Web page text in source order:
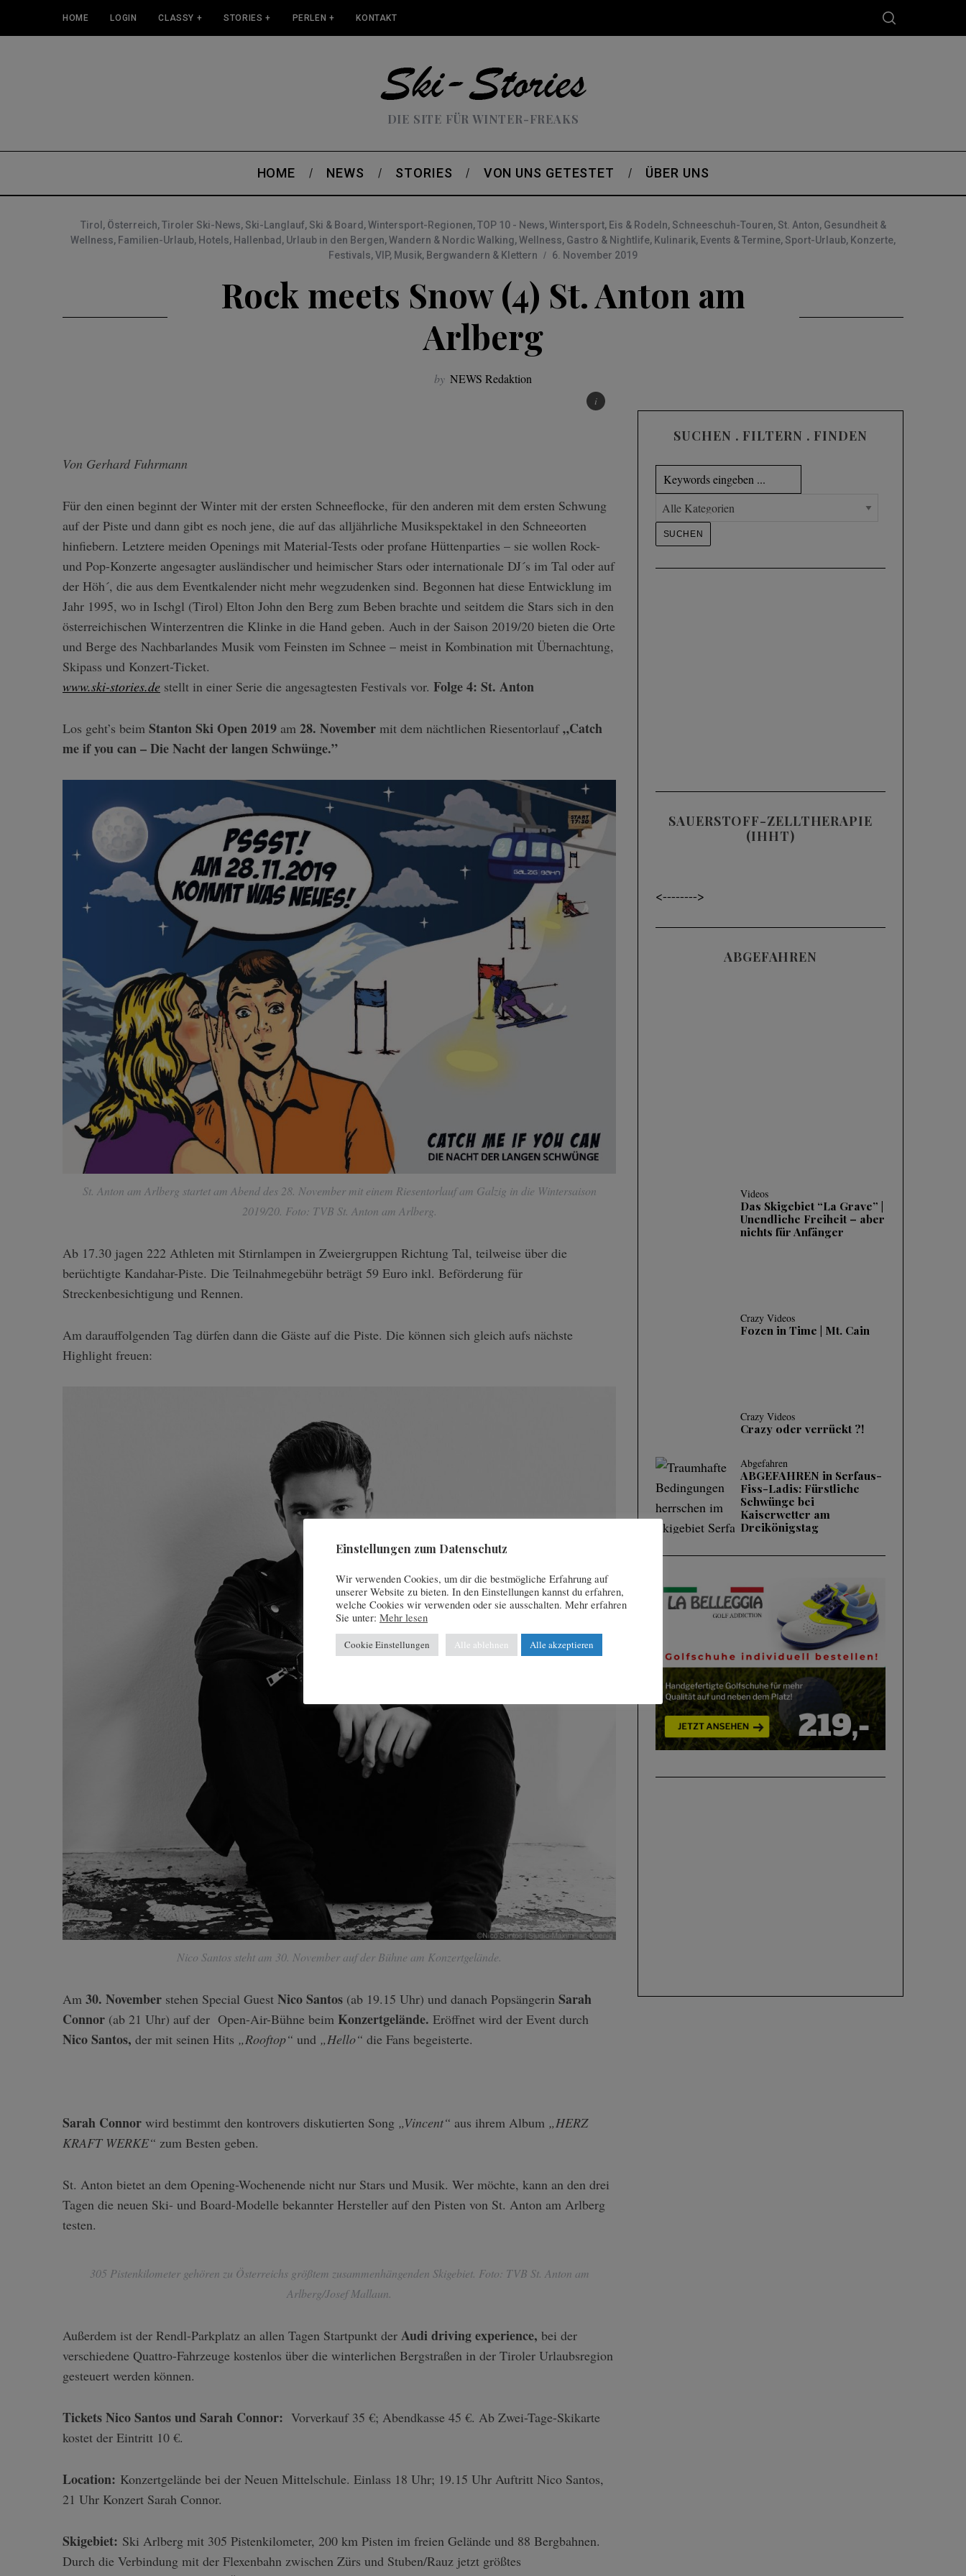
HOME LOGIN CLASSY + STORIES + PERLEN + KONTAKT
DIE SITE FÜR WINTER-FREAKS
HOME NEWS STORIES VON UNS GETESTET ÜBER UNS
Tirol , Österreich,Tiroler Ski-News, Ski-Langlauf, Ski & Board ,Wintersport-Regionen,TOP 10 - News,Wintersport, Eis & Rodeln, Schneeschuh-Touren, St. Anton, Gesundheit &
Wellness, Familien-Urlaub, Hotels, Hallenbad , Urlaub in den Bergen,Wandern & Nordic Walking,Wellness, Gastro & Nightlife, Kulinarik, Events & Termine, Sport-Urlaub, Konzerte,
Festivals,VIP, Musik, Bergwandern & Klettern 6. November 2019
Rock meets Snow (4) St. Anton am
Arlberg
by NEWS Redaktion
Von Gerhard Fuhrmann
Für den einen beginnt der Winter mit der ersten Schneeflocke, für den anderen mit dem ersten Schwung
auf der Piste und dann gibt es noch jene, die auf das alljährliche Musikspektakel in den Schneeorten
hinfiebern. Letztere meiden Openings mit Material-Tests oder profane Hüttenparties – sie wollen Rock-
und Pop-Konzerte angesagter ausländischer und heimischer Stars oder internationale DJ´s im Tal oder auf
der Höh´, die aus dem Eventkalender nicht mehr wegzudenken sind. Begonnen hat diese Entwicklung im
Jahr 1995, wo in Ischgl (Tirol) Elton John den Berg zum Beben brachte und seitdem die Stars sich in den
österreichischen Winterzentren die Klinke in die Hand geben. Auch in der Saison 2019/20 bieten die Orte
und Berge des Nachbarlandes Musik vom Feinsten im Schnee – meist in Kombination mit Übernachtung,
Skipass und Konzert-Ticket.
www.ski-stories.de stellt in einer Serie die angesagtesten Festivals vor. Folge 4: St. Anton
Los geht’s beim Stanton Ski Open 2019 am 28. November mit dem nächtlichen Riesentorlauf„Catch
me if you can – Die Nacht der langen Schwünge.”
St. Anton am Arlberg startet am Abend des 28. November mit einem Riesentorlauf am Galzig in die Wintersaison
2019/20. Foto: TVB St. Anton am Arlberg.
Ab 17.30 jagen 222 Athleten mit Stirnlampen in Zweiergruppen Richtung Tal, teilweise über die
berüchtigte Kandahar-Piste. Die Teilnahmegebühr beträgt 59 Euro inkl. Beförderung für
Streckenbesichtigung und Rennen.
Am darauffolgenden Tag dürfen dann die Gäste auf die Piste. Die können sich gleich aufs nächste
Highlight freuen:
Nico Santos steht am 30. November auf der Bühne am Konzertgelände.
Am 30. November stehen Special Guest Nico Santos (ab 19.15 Uhr) und danach Popsängerin Sarah
Connor (ab 21 Uhr) auf der Open-Air-Bühne beim Konzertgelände. Eröffnet wird der Event durch
Nico Santos, der mit seinen Hits „Rooftop“ und „Hello“ die Fans begeisterte.
Sarah Connor wird bestimmt den kontrovers diskutierten Song „Vincent“ aus ihrem Album „HERZ
KRAFT WERKE“ zum Besten geben.
St. Anton bietet an dem Opening-Wochenende nicht nur Stars und Musik. Wer möchte, kann an den drei
Tagen die neuen Ski- und Board-Modelle bekannter Hersteller auf den Pisten von St. Anton am Arlberg
testen.
305 Pistenkilometer gehören zu Österreichs größtem zusammenhängenden Skigebiet. Foto: TVB St. Anton am
Arlberg/Josef Mallaun.
Außerdem ist der Rendl-Parkplatz an allen Tagen Startpunkt der Audi driving experience, bei der
verschiedene Quattro-Fahrzeuge kostenlos über die winterlichen Bergstraßen in der Tiroler Urlaubsregion
gesteuert werden können.
Tickets Nico Santos und Sarah Connor: Vorverkauf 35 €; Abendkasse 45 €. Ab Zwei-Tage-Skikarte
kostet der Eintritt 10 €.
Location: Konzertgelände bei der Neuen Mittelschule. Einlass 18 Uhr; 19.15 Uhr Auftritt Nico Santos,
21 Uhr Konzert Sarah Connor.
Skigebiet: Ski Arlberg mit 305 Pistenkilometer, 200 km Pisten im freien Gelände und 88 Bergbahnen.
Durch die Verbindung mit der Flexenbahn zwischen Zürs und Stuben/Rauz jetzt größtes
SUCHEN . FILTERN . FINDEN
SAUERSTOFF-ZELLTHERAPIE
(IHHT)
<-------->
ABGEFAHREN
Videos
Das Skigebiet “La Grave” |
Unendliche Freiheit – aber
nichts für Anfänger
Crazy Videos
Fozen in Time | Mt. Cain
Crazy Videos
Crazy oder verrückt ?!
Abgefahren
ABGEFAHREN in Serfaus-
Fiss-Ladis: Fürstliche
Schwünge bei
Kaiserwetter am
Dreikönigstag
S
Einstellungen zum Datenschutz
Wir verwenden Cookies, um dir die bestmögliche Erfahrung auf
unserer Website zu bieten. In den Einstellungen kannst du erfahren,
welche Cookies wir verwenden oder sie ausschalten. Mehr erfahren
Sie unter: Mehr lesen
Cookie Einstellungen Alle ablehnen Alle akzeptieren